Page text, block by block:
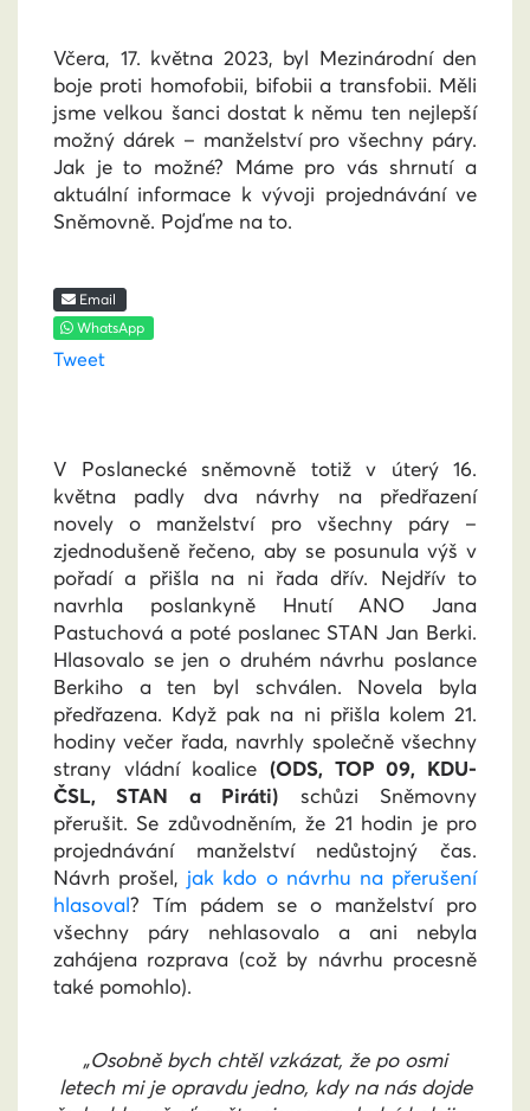
Včera, 17. května 2023, byl Mezinárodní den
boje proti homofobii, bifobii a transfobii. Měli
jsme velkou šanci dostat k němu ten nejlepší
možný dárek – manželství pro všechny páry.
Jak je to možné? Máme pro vás shrnutí a
aktuální informace k vývoji projednávání ve
Sněmovně. Pojďme na to.
Email
WhatsApp
Tweet
V Poslanecké sněmovně totiž v úterý 16.
května padly dva návrhy na předřazení
novely o manželství pro všechny páry –
zjednodušeně řečeno, aby se posunula výš v
pořadí a přišla na ni řada dřív. Nejdřív to
navrhla poslankyně Hnutí ANO Jana
Pastuchová a poté poslanec STAN Jan Berki.
Hlasovalo se jen o druhém návrhu poslance
Berkiho a ten byl schválen. Novela byla
předřazena. Když pak na ni přišla kolem 21.
hodiny večer řada, navrhly společně všechny
strany vládní koalice (ODS, TOP 09, KDU-
ČSL, STAN a Piráti) schůzi Sněmovny
přerušit. Se zdůvodněním, že 21 hodin je pro
projednávání manželství nedůstojný čas.
Návrh prošel, jak kdo o návrhu na přerušení
hlasoval? Tím pádem se o manželství pro
všechny páry nehlasovalo a ani nebyla
zahájena rozprava (což by návrhu procesně
také pomohlo).
„Osobně bych chtěl vzkázat, že po osmi
letech mi je opravdu jedno, kdy na nás dojde